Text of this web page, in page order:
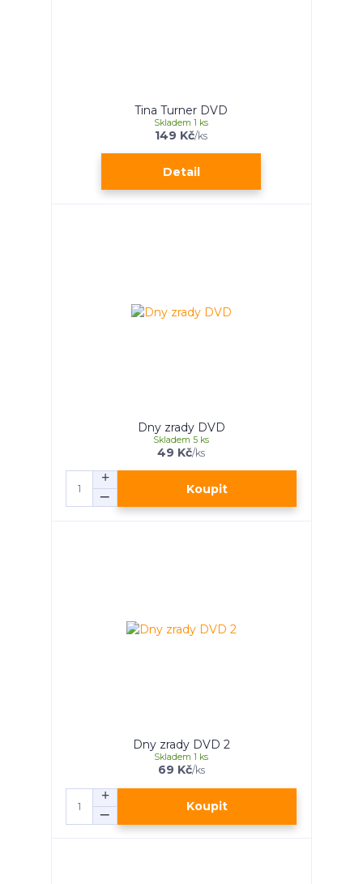
Tina Turner DVD
149 Kč/ks
Skladem 1 ks
Detail
Dny zrady DVD
49 Kč/ks
Skladem 5 ks
Koupit
Dny zrady DVD 2
69 Kč/ks
Skladem 1 ks
Koupit